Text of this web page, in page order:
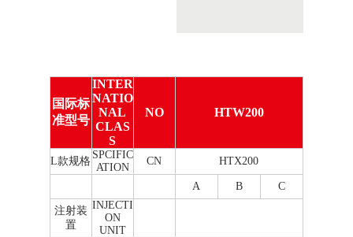
国际标
准型号
INTER
NATIO
NAL
CLAS
S
NO HTW200
L款规格
SPCIFIC
ATION
CN HTX200
A B C
注射装
置
INJECTI
ON
UNIT